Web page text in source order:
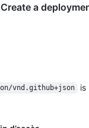
a
vnd.github+json is